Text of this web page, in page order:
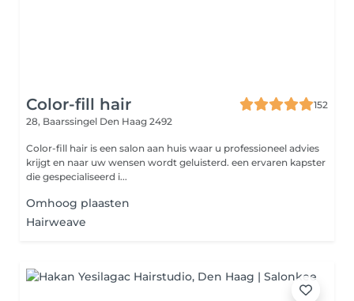
Color-fill hair
152
28, Baarssingel Den Haag 2492
Color-fill hair is een salon aan huis waar u professioneel advies
krijgt en naar uw wensen wordt geluisterd. een ervaren kapster
die gespecialiseerd i...
Omhoog plaasten
Hairweave